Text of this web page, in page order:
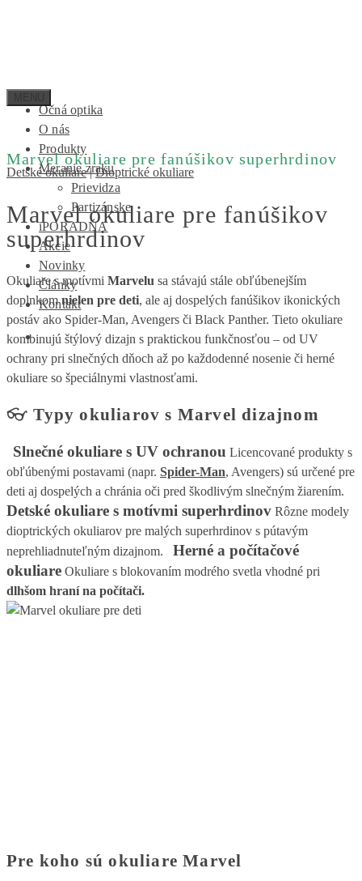
Očná optika
O nás
Produkty
Meranie zraku
Prievidza
Partizánske
iPORADŇA
Akcie
Novinky
Články
Kontakt
Marvel okuliare pre fanúšikov superhrdinov
Detské okuliare|Dioptrické okuliare
Marvel okuliare pre fanúšikov
superhrdinov
Okuliare s motívmi Marvelu sa stávajú stále obľúbenejším
doplnkomnielen pre deti, ale aj dospelých fanúšikov ikonických
postáv ako Spider-Man, Avengers či Black Panther. Tieto okuliare
kombinujú štýlový dizajn s praktickou funkčnosťou – od UV
ochrany pri slnečných dňoch až po každodenné nosenie či herné
okuliare so špeciálnymi vlastnosťami.
👓Typy okuliarov s Marvel dizajnom
Slnečné okuliare s UV ochranou Licencované produkty s
obľúbenými postavami (napr. Spider-Man, Avengers) sú určené pre
deti aj dospelých a chránia oči pred škodlivým slnečným žiarením.
Detské okuliare s motívmi superhrdinov Rôzne modely
dioptrických okuliarov pre malých superhrdinov s pútavým
neprehliadnuteľným dizajnom.
Herné a počítačové
okuliare Okuliare s blokovaním modrého svetla vhodné pri
dlhšom hraní na počítači.
Pre koho sú okuliare Marvel